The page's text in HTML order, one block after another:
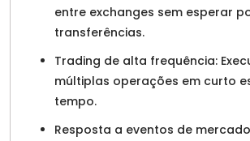
entre exchanges sem esperar
transferências.
Trading de alta frequência:
múltiplas operações em curto
tempo.
Resposta a eventos de